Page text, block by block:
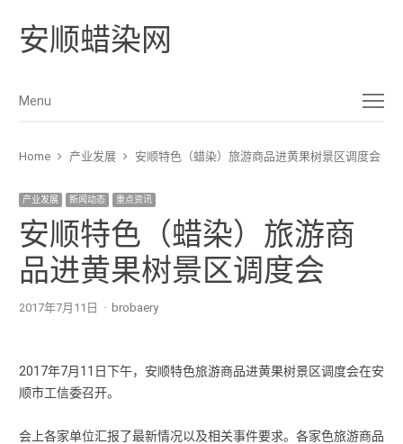
安顺蜡染网
Menu
Menu
Home 产业发展 安顺特色（蜡染）旅游商品进黄果树景区调度会
产业发展 新闻动态 重点资讯
安顺特色（蜡染）旅游商
品进黄果树景区调度会
2017年7月11日 Author
brobaery
2017年7月11日下午，安顺特色旅游商品进黄果树景区调度会在安
顺市工信委召开。
会上各家单位汇报了最新情况以及相关事件要求。各家色旅游商品